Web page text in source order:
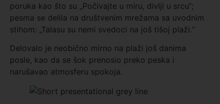
poruka kao što su „Počivajte u miru, divlji u srcu“;
pesma se delila na društvenim mrežama sa uvodnim
stihom: „Talasu su nemi svedoci na još tišoj plaži.“
Delovalo je neobično mirno na plaži još danima
posle, kao da se šok prenosio preko peska i
narušavao atmosferu spokoja.